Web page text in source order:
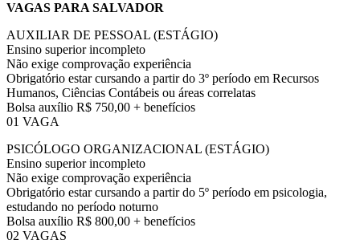
VAGAS PARA SALVADOR
AUXILIAR DE PESSOAL (ESTÁGIO)
Ensino superior incompleto
Não exige comprovação experiência
Obrigatório estar cursando a partir do 3º período em Recursos
Humanos, Ciências Contábeis ou áreas correlatas
Bolsa auxílio R$ 750,00 + benefícios
01 VAGA
PSICÓLOGO ORGANIZACIONAL (ESTÁGIO)
Ensino superior incompleto
Não exige comprovação experiência
Obrigatório estar cursando a partir do 5º período em psicologia,
estudando no período noturno
Bolsa auxílio R$ 800,00 + benefícios
02 VAGAS